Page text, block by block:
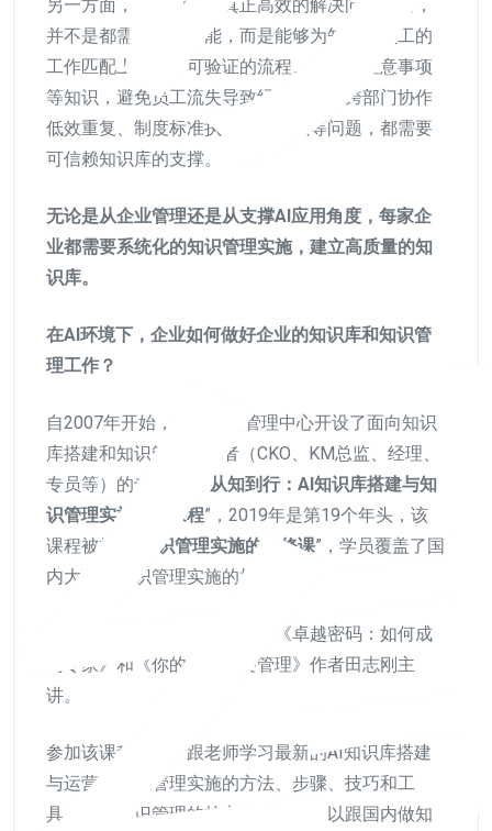
另一方面，在企业内部真正高效的解决问题策略，
并不是都需要人工智能，而是能够为知识型员工的
工作匹配上精准、可验证的流程、方法、注意事项
等知识，避免员工流失导致经验断层、跨部门协作
低效重复、制度标准执行层层衰减等问题，都需要
可信赖知识库的支撑。
无论是从企业管理还是从支撑AI应用角度，每家企
业都需要系统化的知识管理实施，建立高质量的知
识库。
在AI环境下，企业如何做好企业的知识库和知识管
理工作？
自2007年开始，中国知识管理中心开设了面向知识
库搭建和知识管理推动者（CKO、KM总监、经理、
专员等）的专业课程“ 从知到行：AI知识库搭建与知
识管理实施培训课程”，2019年是第19个年头，该
课程被誉为“
知识管理实施的必修课”，学员覆盖了国
内大部分知识管理实施的机构。
该课程由知名知识管理专家、《卓越密码：如何成
为专家》和《你的知识需要管理》作者田志刚主
讲。
参加该课程，除了跟老师学习最新的AI知识库搭建
与运营、知识管理实施的方法、步骤、技巧和工
具，解决知识管理的核心问题，也可以跟国内做知